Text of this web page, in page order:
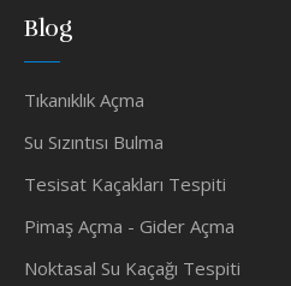
Blog
Tıkanıklık Açma
Su Sızıntısı Bulma
Tesisat Kaçakları Tespiti
Pimaş Açma - Gider Açma
Noktasal Su Kaçağı Tespiti